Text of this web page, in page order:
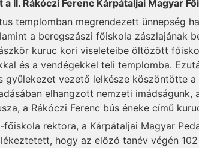
II. Rákóczi Ferenc Kárpátaljai Magyar
templomban megrendezett ünnepség
a beregszászi főiskola zászlajának
kuruc kori viseleteibe öltözött
és a vendégekkel teli templomba.
gyülekezet vezető lelkésze köszöntötte a
elhangzott nemzeti imádságunk,
a Rákóczi Ferenc bús éneke című
főiskola rektora, a Kárpátaljai Magyar
hogy az előző tanév végén